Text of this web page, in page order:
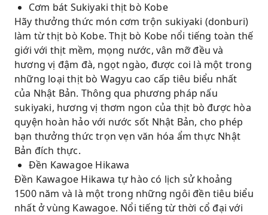
Cơm bát Sukiyaki thịt bò Kobe
Hãy thưởng thức món cơm trộn sukiyaki (donburi)
làm từ thịt bò Kobe. Thịt bò Kobe nổi tiếng toàn thế
giới với thịt mềm, mọng nước, vân mỡ đều và
hương vị đậm đà, ngọt ngào, được coi là một trong
những loại thịt bò Wagyu cao cấp tiêu biểu nhất
của Nhật Bản. Thông qua phương pháp nấu
sukiyaki, hương vị thơm ngon của thịt bò được hòa
quyện hoàn hảo với nước sốt Nhật Bản, cho phép
bạn thưởng thức trọn vẹn văn hóa ẩm thực Nhật
Bản đích thực.
Đền Kawagoe Hikawa
Đền Kawagoe Hikawa tự hào có lịch sử khoảng
1500 năm và là một trong những ngôi đền tiêu biểu
nhất ở vùng Kawagoe. Nổi tiếng từ thời cổ đại với